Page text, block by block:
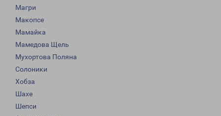
Магри
Макопсе
Мамайка
Мамедова Щель
Мухортова Поляна
Солоники
Хобза
Шахе
Шепси